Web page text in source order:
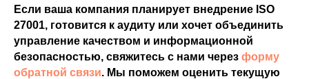
Если ваша компания планирует внедрение ISO
27001, готовится к аудиту или хочет объединить
управление качеством и информационной
безопасностью, свяжитесь с нами через форму
обратной связи. Мы поможем оценить текущую